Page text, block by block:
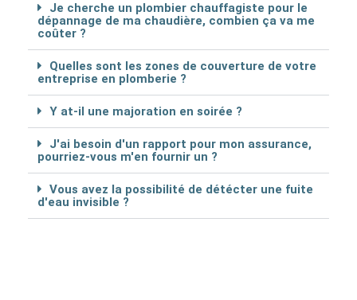
Je cherche un plombier chauffagiste pour le
dépannage de ma chaudière, combien ça va me
coûter ?
Quelles sont les zones de couverture de votre
entreprise en plomberie ?
Y at-il une majoration en soirée ?
J'ai besoin d'un rapport pour mon assurance,
pourriez-vous m'en fournir un ?
Vous avez la possibilité de détécter une fuite
d'eau invisible ?